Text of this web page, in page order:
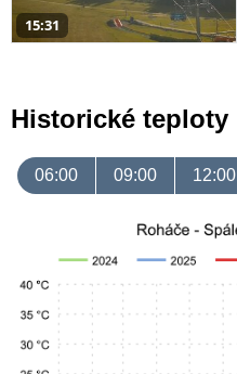
15:31
Historické teploty
06:00 09:00 12:00